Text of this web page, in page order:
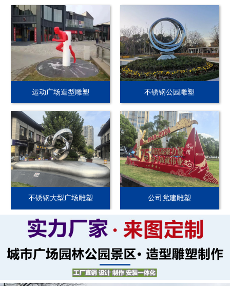
运动广场造型雕塑 不锈钢公园雕塑
不锈钢大型广场雕塑 公司党建雕塑